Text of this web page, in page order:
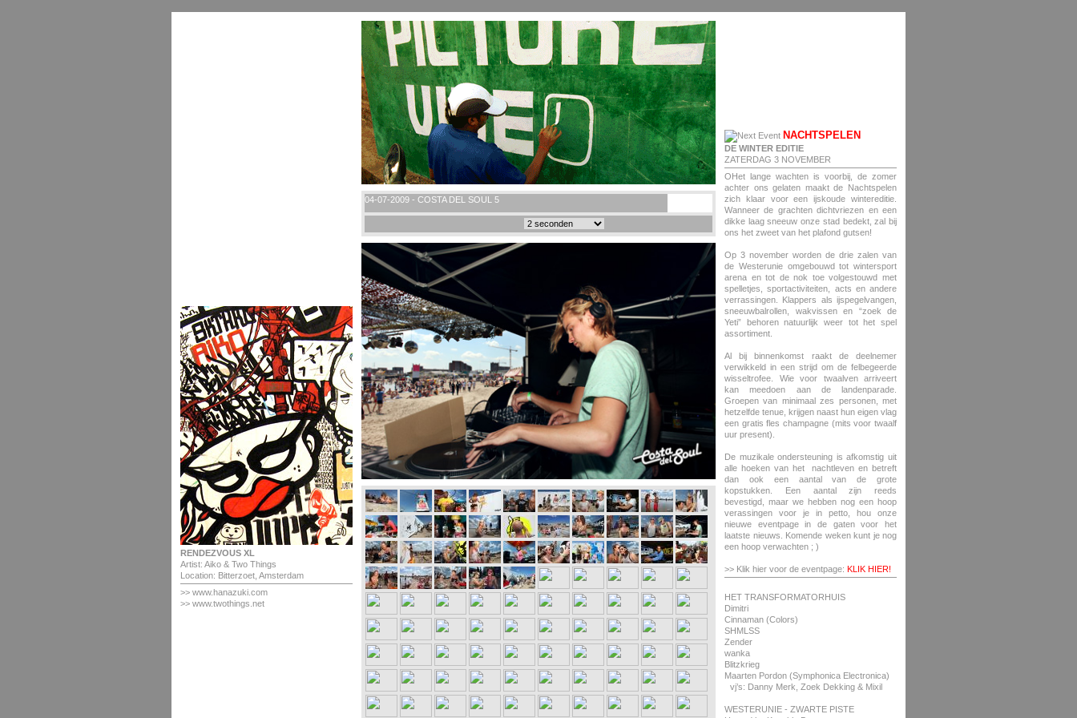
RENDEZVOUS XL
Artist: Aiko & Two Things
Location: Bitterzoet, Amsterdam
>> www.hanazuki.com
>> www.twothings.net
04-07-2009 - COSTA DEL SOUL 5
NACHTSPELEN
DE WINTER EDITIE
ZATERDAG 3 NOVEMBER
OHet lange wachten is voorbij, de zomer
achter ons gelaten maakt de Nachtspelen
zich klaar voor een ijskoude wintereditie.
Wanneer de grachten dichtvriezen en een
dikke laag sneeuw onze stad bedekt, zal bij
ons het zweet van het plafond gutsen!
Op 3 november worden de drie zalen van
de Westerunie omgebouwd tot wintersport
arena en tot de nok toe volgestouwd met
spelletjes, sportactiviteiten, acts en andere
verrassingen. Klappers als ijspegelvangen,
sneeuwbalrollen, wakvissen en “zoek de
Yeti” behoren natuurlijk weer tot het spel
assortiment.
Al bij binnenkomst raakt de deelnemer
verwikkeld in een strijd om de felbegeerde
wisseltrofee. Wie voor twaalven arriveert
kan meedoen aan de landenparade.
Groepen van minimaal zes personen, met
hetzelfde tenue, krijgen naast hun eigen vlag
een gratis fles champagne (mits voor twaalf
uur present).
De muzikale ondersteuning is afkomstig uit
alle hoeken van het nachtleven en betreft
dan ook een aantal van de grote
kopstukken. Een aantal zijn reeds
bevestigd, maar we hebben nog een hoop
verassingen voor je in petto, hou onze
nieuwe eventpage in de gaten voor het
laatste nieuws. Komende weken kunt je nog
een hoop verwachten ; )
>> Klik hier voor de eventpage: KLIK HIER!
HET TRANSFORMATORHUIS
Dimitri
Cinnaman (Colors)
SHMLSS
Zender
wanka
Blitzkrieg
Maarten Pordon (Symphonica Electronica)
vj’s: Danny Merk, Zoek Dekking & Mixil
WESTERUNIE - ZWARTE PISTE